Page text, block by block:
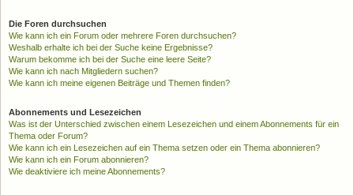
Die Foren durchsuchen
Wie kann ich ein Forum oder mehrere Foren durchsuchen?
Weshalb erhalte ich bei der Suche keine Ergebnisse?
Warum bekomme ich bei der Suche eine leere Seite?
Wie kann ich nach Mitgliedern suchen?
Wie kann ich meine eigenen Beiträge und Themen finden?
Abonnements und Lesezeichen
Was ist der Unterschied zwischen einem Lesezeichen und einem Abonnements für ein
Thema oder Forum?
Wie kann ich ein Lesezeichen auf ein Thema setzen oder ein Thema abonnieren?
Wie kann ich ein Forum abonnieren?
Wie deaktiviere ich meine Abonnements?